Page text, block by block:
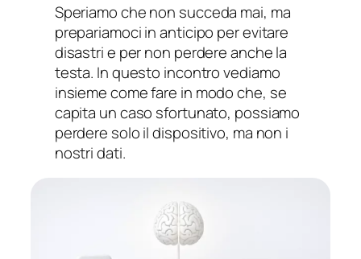
Speriamo che non succeda mai, ma
prepariamoci in anticipo per evitare
disastri e per non perdere anche la
testa. In questo incontro vediamo
insieme come fare in modo che, se
capita un caso sfortunato, possiamo
perdere solo il dispositivo, ma non i
nostri dati.